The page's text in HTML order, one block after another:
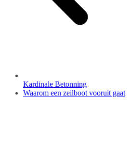
Kardinale Betonning
Waarom een zeilboot vooruit gaat